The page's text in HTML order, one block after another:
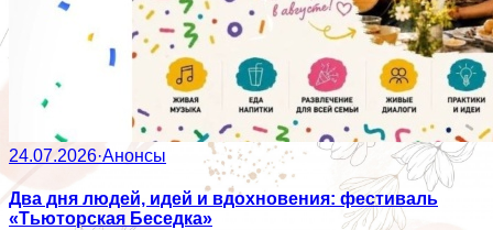
24.07.2026·Анонсы
Два дня людей, идей и вдохновения: фестиваль
«Тьюторская Беседка»